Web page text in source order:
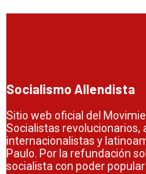
Socialismo Allendista
Sitio web oficial del
Socialistas
internacionalistas y
Paulo. Por la refundación
socialista con poder